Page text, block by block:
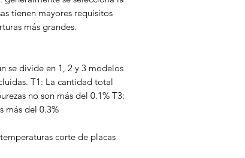
tienen mayores requisitos
más grandes.
se divide en 1, 2 y 3 modelos
T1: La cantidad total
no son más del 0.1% T3:
más del 0.3%
corte de placas